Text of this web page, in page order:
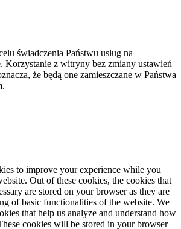
świadczenia Państwu usług na
Korzystanie z witryny bez zmiany ustawień
że będą one zamieszczane w Państwa
to improve your experience while you
Out of these cookies, the cookies that
are stored on your browser as they are
of basic functionalities of the website. We
that help us analyze and understand how
cookies will be stored in your browser